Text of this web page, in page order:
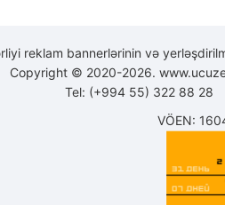
reklam bannerlərinin və
Copyright © 2020-2026.
Tel: (+994 55) 322 88 28
VÖEN: